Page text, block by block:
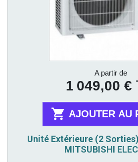
A partir de
1 049,00 €
 AJOUTER AU
Unité Extérieure (2
MITSUBISHI